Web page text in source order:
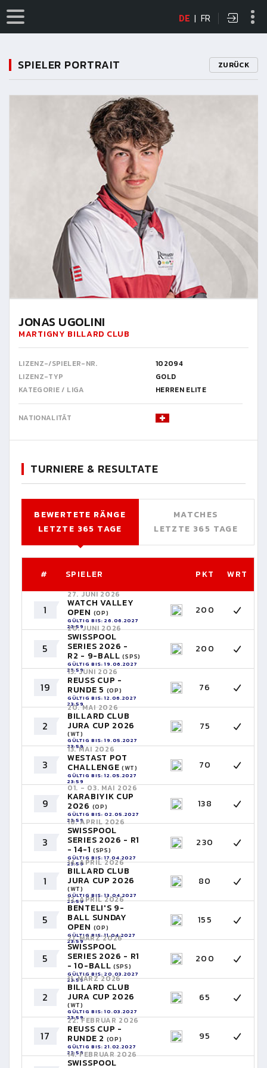
DE | FR
SPIELER PORTRAIT ZURÜCK
JONAS UGOLINI
MARTIGNY BILLARD CLUB
LIZENZ-/SPIELER-NR.
102094
LIZENZ-TYP
GOLD
KATEGORIE / LIGA
HERREN ELITE
NATIONALITÄT
TURNIERE & RESULTATE
BEWERTETE RÄNGE
LETZTE 365 TAGE
MATCHES
LETZTE 365 TAGE
# SPIELER PKT WRT
1
27. JUNI 2026
WATCH VALLEY
OPEN (OP)
GÜLTIG BIS: 26.06.2027
23:59
200
5
20. JUNI 2026
SWISSPOOL
SERIES 2026 -
R2 - 9-BALL(SPS)
GÜLTIG BIS: 19.06.2027
23:59
200
19
13. JUNI 2026
REUSS CUP -
RUNDE 5 (OP)
GÜLTIG BIS: 12.06.2027
23:59
76
2
20. MAI 2026
BILLARD CLUB
JURA CUP 2026
(WT)
GÜLTIG BIS: 19.05.2027
23:59
75
3
13. MAI 2026
WESTAST POT
CHALLENGE (WT)
GÜLTIG BIS: 12.05.2027
23:59
70
9
01. - 03. MAI 2026
KARABIYIK CUP
2026 (OP)
GÜLTIG BIS: 02.05.2027
23:59
138
3
18. APRIL 2026
SWISSPOOL
SERIES 2026 - R1
- 14-1 (SPS)
GÜLTIG BIS: 17.04.2027
23:59
230
1
14. APRIL 2026
BILLARD CLUB
JURA CUP 2026
(WT)
GÜLTIG BIS: 13.04.2027
23:59
80
5
12. APRIL 2026
BENTELI'S 9-
BALL SUNDAY
OPEN (OP)
GÜLTIG BIS: 11.04.2027
23:59
155
5
21. MÄRZ 2026
SWISSPOOL
SERIES 2026 - R1
- 10-BALL (SPS)
GÜLTIG BIS: 20.03.2027
23:59
200
2
11. MÄRZ 2026
BILLARD CLUB
JURA CUP 2026
(WT)
GÜLTIG BIS: 10.03.2027
23:59
65
17
22. FEBRUAR 2026
REUSS CUP -
RUNDE 2 (OP)
GÜLTIG BIS: 21.02.2027
23:59
95
14. FEBRUAR 2026
SWISSPOOL